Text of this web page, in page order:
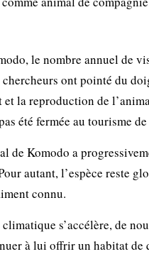
le nombre annuel de
ont pointé du
la reproduction de
été fermée au tourisme
de Komodo a
autant, l’espèce reste
connu.
s’accélère, de
à lui offrir un habitat de